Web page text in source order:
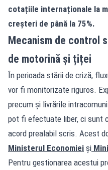
cotațiile internaționale la
creșteri de până la 75%.
Mecanism de control
de motorină și țiței
În perioada stării de criză,
vor fi monitorizate riguros.
precum și livrările
pot fi efectuate liber, ci sunt
acord prealabil scris. Acest
Ministerul Economiei și
Pentru gestionarea acestui